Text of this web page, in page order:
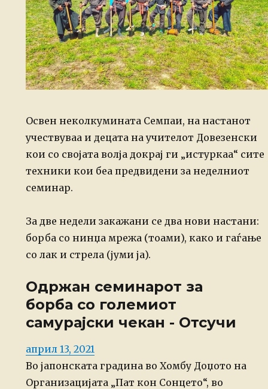
Освен неколкумината Семпаи, на настанот
учествуваа и децата на учителот Довезенски
кои со својата волја докрај ги „истуркаа“ сите
техники кои беа предвидени за неделниот
семинар.
За две недели закажани се два нови настани:
борба со нинџа мрежа (тоами), како и гаѓање
со лак и стрела (јуми ја).
Одржан семинарот за
борба со големиот
самурајски чекан - Отсучи
Posted
on
април 13, 2021
Во јапонската градина во Хомбу Доџото на
Организацијата „Пат кон Сонцето“, во